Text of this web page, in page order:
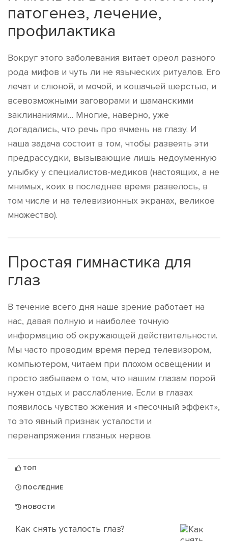
патогенез, лечение,
профилактика
Вокруг этого заболевания витает ореол разного
рода мифов и чуть ли не языческих ритуалов. Его
лечат и слюной, и мочой, и кошачьей шерстью, и
всевозможными заговорами и шаманскими
заклинаниями… Многие, наверно, уже
догадались, что речь про ячмень на глазу. И
наша задача состоит в том, чтобы развеять эти
предрассудки, вызывающие лишь недоуменную
улыбку у специалистов-медиков (настоящих, а не
мнимых, коих в последнее время развелось, в
том числе и на телевизионных экранах, великое
множество).
Простая гимнастика для
глаз
В течение всего дня наше зрение работает на
нас, давая полную и наиболее точную
информацию об окружающей действительности.
Мы часто проводим время перед телевизором,
компьютером, читаем при плохом освещении и
просто забываем о том, что нашим глазам порой
нужен отдых и расслабление. Если в глазах
появилось чувство жжения и «песочный эффект»,
то это явный признак усталости и
перенапряжения глазных нервов.
ТОП
ПОСЛЕДНИЕ
НОВОСТИ
Как снять усталость глаз?